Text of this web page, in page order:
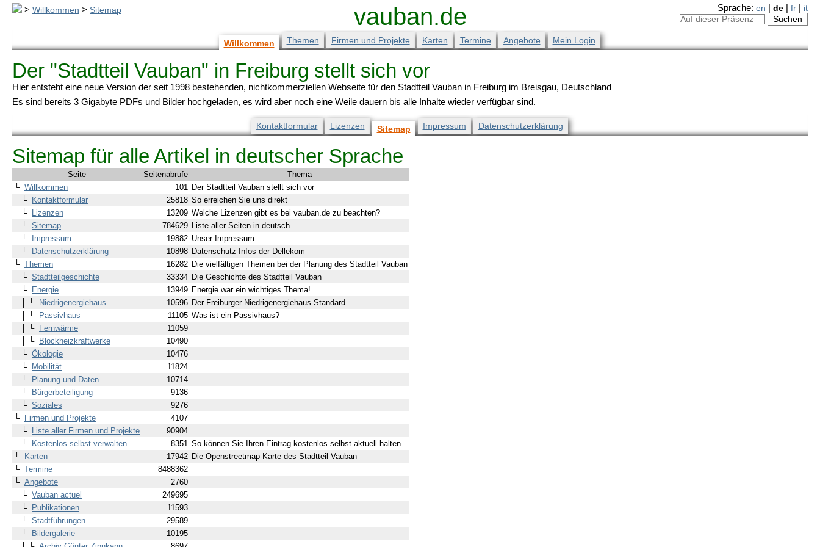
> Willkommen > Sitemap vauban.de Sprache:en |de |fr it
Willkommen Themen Firmen und Projekte Karten Termine Angebote Mein Login
Der "Stadtteil Vauban" in Freiburg stellt sich vor
Hier entsteht eine neue Version der seit 1998 bestehenden, nichtkommerziellen Webseite für den Stadtteil Vauban in Freiburg im Breisgau, Deutschland
Es sind bereits 3 Gigabyte PDFs und Bilder hochgeladen, es wird aber noch eine Weile dauern bis alle Inhalte wieder verfügbar sind.
Kontaktformular Lizenzen Sitemap Impressum Datenschutzerklärung
Sitemap für alle Artikel in deutscher Sprache
Seite Seitenabrufe
Thema
└ Willkommen 101
Der Stadtteil Vauban stellt sich vor
│ └ Kontaktformular 25818 So erreichen Sie uns direkt
│ └
Lizenzen 13209 Welche Lizenzen gibt es bei vauban.de zu beachten?
│ └ Sitemap 784629
Liste aller Seiten in deutsch
│ └
Impressum 19882 Unser Impressum
│ └ Datenschutzerklärung 10898 Datenschutz-Infos der Dellekom
└ Themen 16282 Die vielfältigen Themen bei der Planung des Stadtteil Vauban
│ └ Stadtteilgeschichte 33334 Die Geschichte des Stadtteil Vauban
│ └ Energie 13949 Energie war ein wichtiges Thema!
│ │ └ Niedrigenergiehaus 10596 Der Freiburger Niedrigenergiehaus-Standard
│ │ └ Passivhaus 11105 Was ist ein Passivhaus?
│ │ └ Fernwärme
11059
│ │ └ Blockheizkraftwerke
10490
│ └ Ökologie
10476
│ └ Mobilität
11824
│ └ Planung und Daten
10714
│ └ Bürgerbeteiligung
9136
│ └ Soziales
9276
└ Firmen und Projekte
4107
│ └
Liste aller Firmen und Projekte
90904
│ └ Kostenlos selbst verwalten 8351 So können Sie Ihren Eintrag kostenlos selbst aktuell halten
└ Karten 17942 Die Openstreetmap-Karte des Stadtteil Vauban
└ Termine
8488362
└ Angebote
2760
│ └ Vauban actuel
249695
│ └ Publikationen
11593
│ └ Stadtführungen
29589
│ └ Bildergalerie
10195